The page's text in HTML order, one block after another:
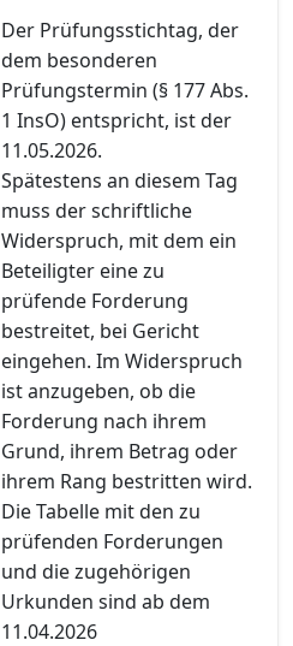
Der Prüfungsstichtag, der
dem besonderen
Prüfungstermin (§ 177 Abs.
1 InsO) entspricht, ist der
11.05.2026.
Spätestens an diesem Tag
muss der schriftliche
Widerspruch, mit dem ein
Beteiligter eine zu
prüfende Forderung
bestreitet, bei Gericht
eingehen. Im Widerspruch
ist anzugeben, ob die
Forderung nach ihrem
Grund, ihrem Betrag oder
ihrem Rang bestritten wird.
Die Tabelle mit den zu
prüfenden Forderungen
und die zugehörigen
Urkunden sind ab dem
11.04.2026